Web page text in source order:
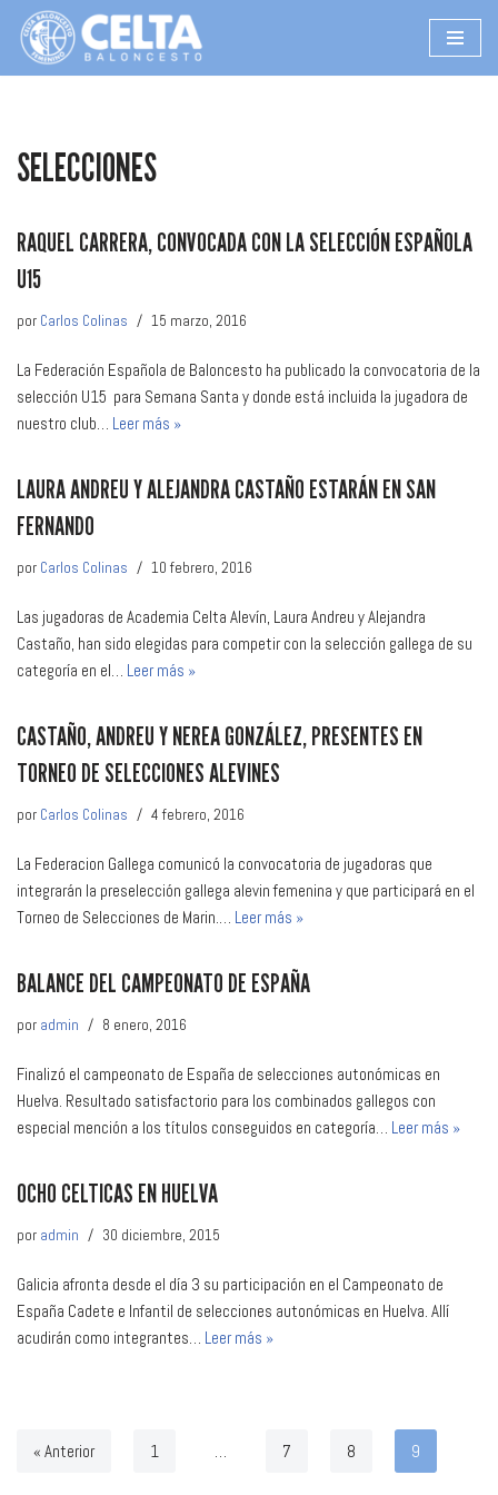
Saltar
SELECCIONES
RAQUEL CARRERA, CONVOCADA CON LA SELECCIÓN ESPAÑOLA
U15
por Carlos Colinas 15 marzo, 2016
La Federación Española de Baloncesto ha publicado la convocatoria de la
selección U15 para Semana Santa y donde está incluida la jugadora de
nuestro club… Leer más »
LAURA ANDREU Y ALEJANDRA CASTAÑO ESTARÁN EN SAN
FERNANDO
por Carlos Colinas 10 febrero, 2016
Las jugadoras de Academia Celta Alevín, Laura Andreu y Alejandra
Castaño, han sido elegidas para competir con la selección gallega de su
categoría en el… Leer más »
CASTAÑO, ANDREU Y NEREA GONZÁLEZ, PRESENTES EN
TORNEO DE SELECCIONES ALEVINES
por Carlos Colinas 4 febrero, 2016
La Federacion Gallega comunicó la convocatoria de jugadoras que
integrarán la preselección gallega alevin femenina y que participará en el
Torneo de Selecciones de Marin.… Leer más »
BALANCE DEL CAMPEONATO DE ESPAÑA
por admin 8 enero, 2016
Finalizó el campeonato de España de selecciones autonómicas en
Huelva. Resultado satisfactorio para los combinados gallegos con
especial mención a los títulos conseguidos en categoría… Leer más »
OCHO CELTICAS EN HUELVA
por admin 30 diciembre, 2015
Galicia afronta desde el día 3 su participación en el Campeonato de
España Cadete e Infantil de selecciones autonómicas en Huelva. Allí
acudirán como integrantes… Leer más »
« Anterior 1 … 7 8 9